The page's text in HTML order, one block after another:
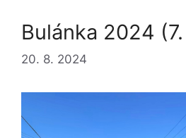
Bulánka 2024
20. 8. 2024